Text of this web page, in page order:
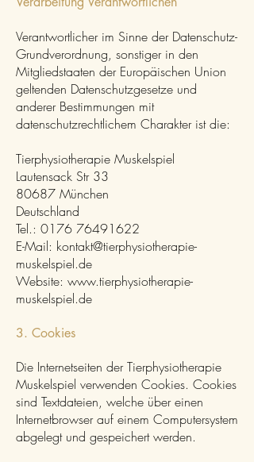
Verantwortlicher im Sinne der Datenschutz-
Grundverordnung, sonstiger in den
Mitgliedstaaten der Europäischen Union
geltenden Datenschutzgesetze und
anderer Bestimmungen mit
datenschutzrechtlichem Charakter ist die:
Tierphysiotherapie Muskelspiel
Lautensack Str 33
80687 München
Deutschland
Tel.: 0176 76491622
E-Mail: kontakt@tierphysiotherapie-
muskelspiel.de
Website: www.tierphysiotherapie-
muskelspiel.de
3. Cookies
Die Internetseiten der Tierphysiotherapie
Muskelspiel verwenden Cookies. Cookies
sind Textdateien, welche über einen
Internetbrowser auf einem Computersystem
abgelegt und gespeichert werden.